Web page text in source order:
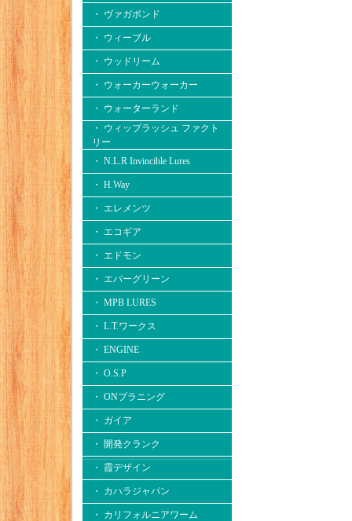
・ ヴァガボンド
・ ウィーブル
・ ウッドリーム
・ ウォーカーウォーカー
・ ウォーターランド
・ ウィップラッシュ ファクト
リー
・ N.L.R Invincible Lures
・ H.Way
・ エレメンツ
・ エコギア
・ エドモン
・ エバーグリーン
・ MPB LURES
・ L.T.ワークス
・ ENGINE
・ O.S.P
・ ONプラニング
・ ガイア
・ 開発クランク
・ 霞デザイン
・ カハラジャパン
・ カリフォルニアワーム